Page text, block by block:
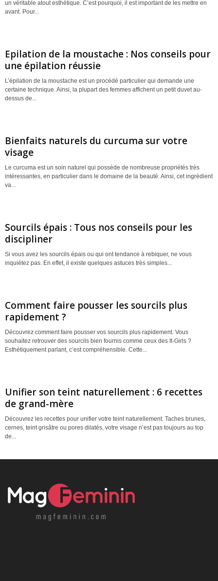
un véritable atout esthétique. C’est pourquoi, il est important de les mettre en
avant. Pour...
Epilation de la moustache : Nos conseils pour
une épilation réussie
L’épilation de la moustache est un procédé particulier qui demande une
certaine technique. Ainsi, la plupart des femmes affichent un petit duvet au-
dessus de...
Bienfaits naturels du curcuma sur votre
visage
Le curcuma est un soin naturel qui possède de nombreuse propriétés très
intéressantes, en particulier dans le domaine de la beauté. Ainsi, cet ingrédient
va...
Sourcils épais : Tous nos conseils pour les
discipliner
Si vous avez les sourcils épais ou qui ont tendance à rebiquer, ne vous
inquiétez pas. En effet, il existe quelques astuces très simples...
Comment faire pousser les sourcils plus
rapidement ?
Découvrez comment faire pousser vos sourcils plus rapidement. Vous
souhaitez retrouver des sourcils bien fournis comme ceux des It-Girls ?
Esthétiquement parlant, c’est compréhensible. Cette...
Unifier son teint naturellement : 6 recettes
de grand-mère
Découvrez les recettes pour unifier votre teint naturellement. Taches brunes,
cernes, teint grisâtre ou pores dilatés, votre visage n’est pas toujours au top
de...